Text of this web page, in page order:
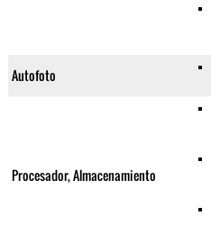
Autofoto
Procesador, Almacenamiento